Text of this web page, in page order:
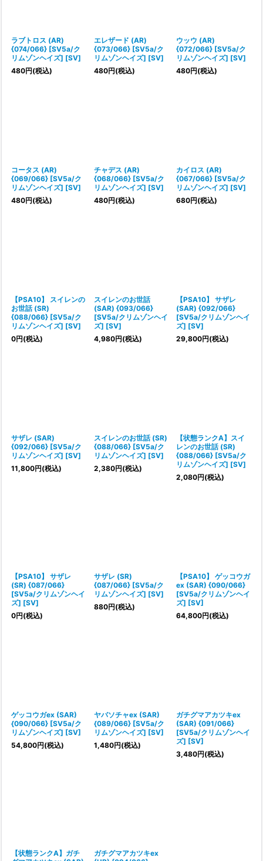
ラブトロス (AR)
{074/066} [SV5a/ク
リムゾンヘイズ] [SV]
480円(税込)
エレザード (AR)
{073/066} [SV5a/ク
リムゾンヘイズ] [SV]
480円(税込)
ウッウ (AR)
{072/066} [SV5a/ク
リムゾンヘイズ] [SV]
480円(税込)
コータス (AR)
{069/066} [SV5a/ク
リムゾンヘイズ] [SV]
480円(税込)
チャデス (AR)
{068/066} [SV5a/ク
リムゾンヘイズ] [SV]
480円(税込)
カイロス (AR)
{067/066} [SV5a/ク
リムゾンヘイズ] [SV]
680円(税込)
【PSA10】 スイレンの
お世話 (SR)
{088/066} [SV5a/ク
リムゾンヘイズ] [SV]
0円(税込)
スイレンのお世話
(SAR) {093/066}
[SV5a/クリムゾンヘイ
ズ] [SV]
4,980円(税込)
【PSA10】 サザレ
(SAR) {092/066}
[SV5a/クリムゾンヘイ
ズ] [SV]
29,800円(税込)
サザレ (SAR)
{092/066} [SV5a/ク
リムゾンヘイズ] [SV]
11,800円(税込)
スイレンのお世話 (SR)
{088/066} [SV5a/ク
リムゾンヘイズ] [SV]
2,380円(税込)
【状態ランクA】スイ
レンのお世話 (SR)
{088/066} [SV5a/ク
リムゾンヘイズ] [SV]
2,080円(税込)
【PSA10】 サザレ
(SR) {087/066}
[SV5a/クリムゾンヘイ
ズ] [SV]
0円(税込)
サザレ (SR)
{087/066} [SV5a/ク
リムゾンヘイズ] [SV]
880円(税込)
【PSA10】 ゲッコウガ
ex (SAR) {090/066}
[SV5a/クリムゾンヘイ
ズ] [SV]
64,800円(税込)
ゲッコウガex (SAR)
{090/066} [SV5a/ク
リムゾンヘイズ] [SV]
54,800円(税込)
ヤバソチャex (SAR)
{089/066} [SV5a/ク
リムゾンヘイズ] [SV]
1,480円(税込)
ガチグマアカツキex
(SAR) {091/066}
[SV5a/クリムゾンヘイ
ズ] [SV]
3,480円(税込)
【状態ランクA】ガチ
ガチグマアカツキex